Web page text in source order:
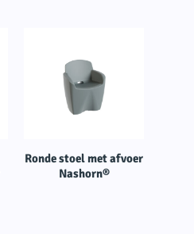
Ronde stoel met afvoer
Nashorn®